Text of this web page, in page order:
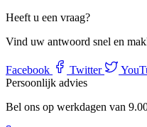
Heeft u een vraag?
Vind uw antwoord snel en
Facebook Twitter
Persoonlijk advies
Bel ons op werkdagen van